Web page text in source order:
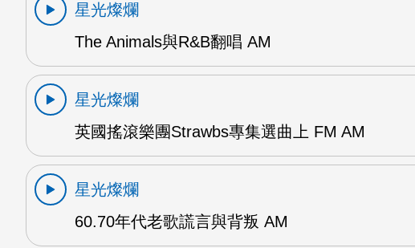
星光燦爛
The Animals與R&B翻唱 AM
星光燦爛
英國搖滾樂團Strawbs專集選曲上 FM AM
星光燦爛
60.70年代老歌謊言與背叛 AM